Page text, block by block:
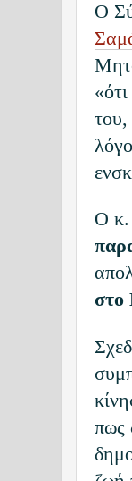
O
του,
Ο κ.
στο
πως